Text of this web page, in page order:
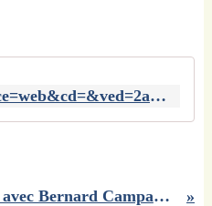
https://www.google.fr/url?sa=t&rct=j&q=&esrc=s&source=web&cd=&ved=2ahUKEwiev9KV3p6FAxX_3AIHHWUlDkYQFnoECBAQAQ&url=https%3A%2F%2Fwww.quaisdupolar.com%2Fauteurs-autrices-2024%2F&usg=AOvVaw0w4Av7xEr8ONHCH_91LQ1u&opi=89978449
Rencontre avec Bernard Campan pour le film Et plus si affinités